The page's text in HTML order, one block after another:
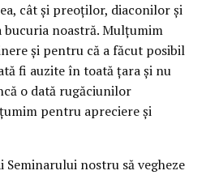
cât și preoților, diaconilor și
noastră. Mulțumim
și pentru că a făcut posibil
fi auzite în toată țara și nu
o dată rugăciunilor
pentru apreciere și
nostru să vegheze